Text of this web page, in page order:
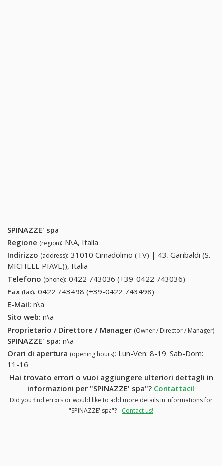
SPINAZZE' spa
Regione (region): N\A, Italia
Indirizzo (address): 31010 Cimadolmo (TV) | 43, Garibaldi (S.
MICHELE PIAVE)), Italia
Telefono (phone): 0422 743036 (+39-0422 743036)
Fax (fax): 0422 743498 (+39-0422 743498)
E-Mail: n\a
Sito web: n\a
Proprietario / Direttore / Manager (Owner / Director / Manager)
SPINAZZE' spa: n\a
Orari di apertura (opening hours): Lun-Ven: 8-19, Sab-Dom:
11-16
Hai trovato errori o vuoi aggiungere ulteriori dettagli in
informazioni per "SPINAZZE' spa"? Contattaci!
Did you find errors or would like to add more details in informations for
"SPINAZZE' spa"? - Contact us!